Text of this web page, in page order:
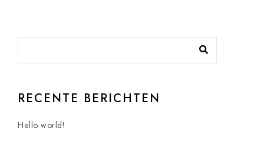
RECENTE BERICHTEN
Hello world!